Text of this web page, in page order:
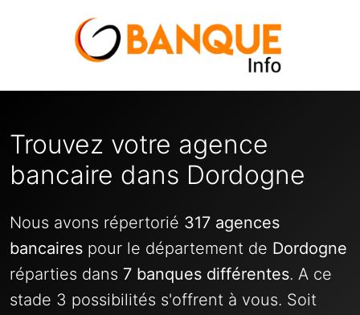
Trouvez votre agence
bancaire dans Dordogne
Nous avons répertorié 317 agences
bancaires pour le département de Dordogne
réparties dans 7 banques différentes. A ce
stade 3 possibilités s'offrent à vous. Soit